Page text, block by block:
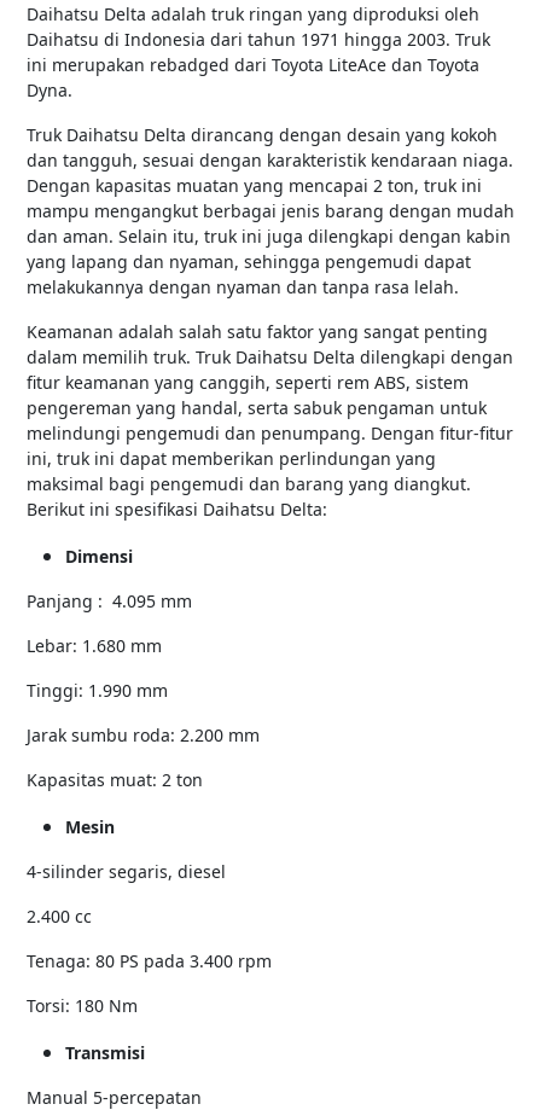
Daihatsu Delta adalah truk ringan yang diproduksi oleh
Daihatsu di Indonesia dari tahun 1971 hingga 2003. Truk
ini merupakan rebadged dari Toyota LiteAce dan Toyota
Dyna.
Truk Daihatsu Delta dirancang dengan desain yang kokoh
dan tangguh, sesuai dengan karakteristik kendaraan niaga.
Dengan kapasitas muatan yang mencapai 2 ton, truk ini
mampu mengangkut berbagai jenis barang dengan mudah
dan aman. Selain itu, truk ini juga dilengkapi dengan kabin
yang lapang dan nyaman, sehingga pengemudi dapat
melakukannya dengan nyaman dan tanpa rasa lelah.
Keamanan adalah salah satu faktor yang sangat penting
dalam memilih truk. Truk Daihatsu Delta dilengkapi dengan
fitur keamanan yang canggih, seperti rem ABS, sistem
pengereman yang handal, serta sabuk pengaman untuk
melindungi pengemudi dan penumpang. Dengan fitur-fitur
ini, truk ini dapat memberikan perlindungan yang
maksimal bagi pengemudi dan barang yang diangkut.
Berikut ini spesifikasi Daihatsu Delta:
Dimensi
Panjang : 4.095 mm
Lebar: 1.680 mm
Tinggi: 1.990 mm
Jarak sumbu roda: 2.200 mm
Kapasitas muat: 2 ton
Mesin
4-silinder segaris, diesel
2.400 cc
Tenaga: 80 PS pada 3.400 rpm
Torsi: 180 Nm
Transmisi
Manual 5-percepatan